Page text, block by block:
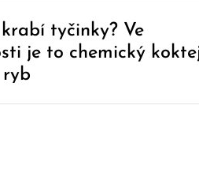
tyčinky? Ve
je to chemický